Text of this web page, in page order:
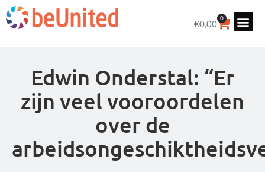
€0,00
0
Edwin Onderstal: “Er
zijn veel vooroordelen
over de